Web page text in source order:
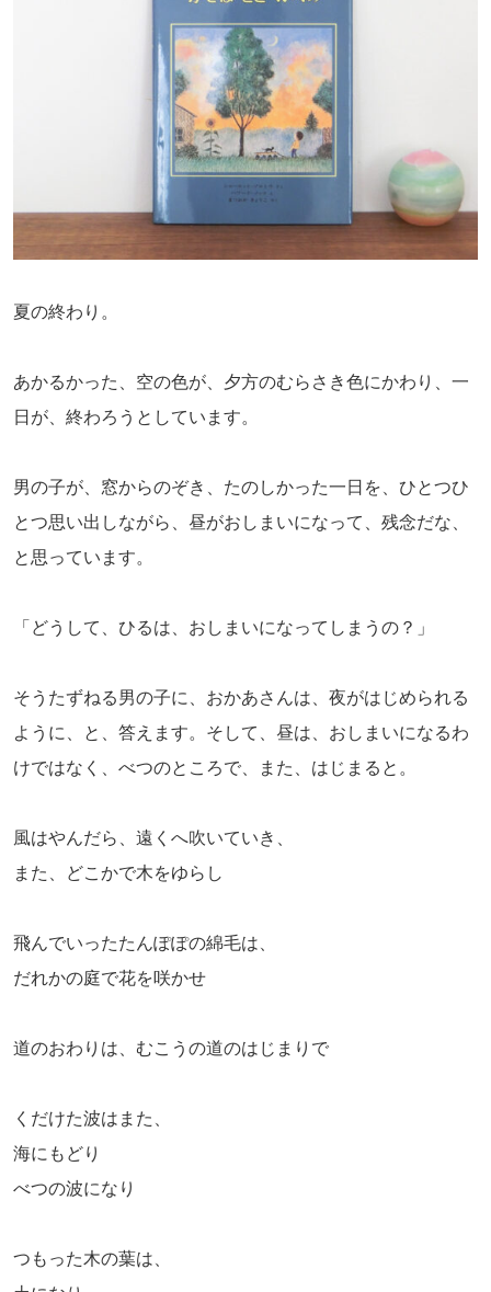
夏の終わり。
あかるかった、空の色が、夕方のむらさき色にかわり、一
日が、終わろうとしています。
男の子が、窓からのぞき、たのしかった一日を、ひとつひ
とつ思い出しながら、昼がおしまいになって、残念だな、
と思っています。
「どうして、ひるは、おしまいになってしまうの？」
そうたずねる男の子に、おかあさんは、夜がはじめられる
ように、と、答えます。そして、昼は、おしまいになるわ
けではなく、べつのところで、また、はじまると。
風はやんだら、遠くへ吹いていき、
また、どこかで木をゆらし
飛んでいったたんぽぽの綿毛は、
だれかの庭で花を咲かせ
道のおわりは、むこうの道のはじまりで
くだけた波はまた、
海にもどり
べつの波になり
つもった木の葉は、